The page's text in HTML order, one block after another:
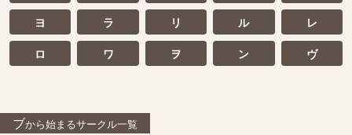
ヨ
ラ リ ル
レ
ロ
ワ ヲ ン ヴ
ブから始まるサークル一覧